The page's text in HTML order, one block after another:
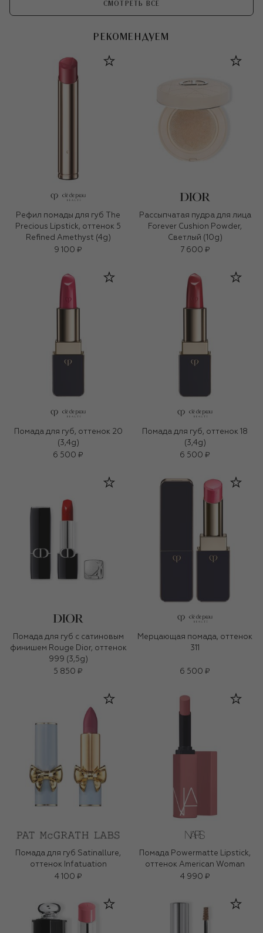
СМОТРЕТЬ ВСЕ
РЕКОМЕНДУЕМ
Рефил помады для губ The
Precious Lipstick, оттенок 5
Refined Amethyst (4g)
9 100 ₽
Рассыпчатая пудра для лица
Forever Cushion Powder,
Светлый (10g)
7 600 ₽
Помада для губ, оттенок 20
(3,4g)
6 500 ₽
Помада для губ, оттенок 18
(3,4g)
6 500 ₽
Помада для губ с сатиновым
финишем Rouge Dior, оттенок
999 (3,5g)
5 850 ₽
Мерцающая помада, оттенок
311
6 500 ₽
Помада для губ Satinallure,
оттенок Infatuation
4 100 ₽
Помада Powermatte Lipstick,
оттенок American Woman
4 990 ₽